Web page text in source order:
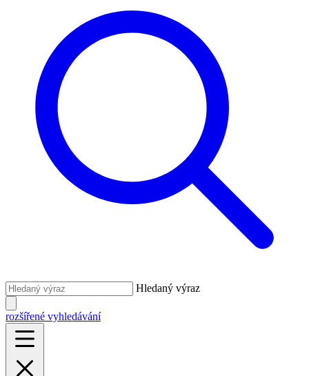
Hledaný výraz
rozšířené vyhledávání